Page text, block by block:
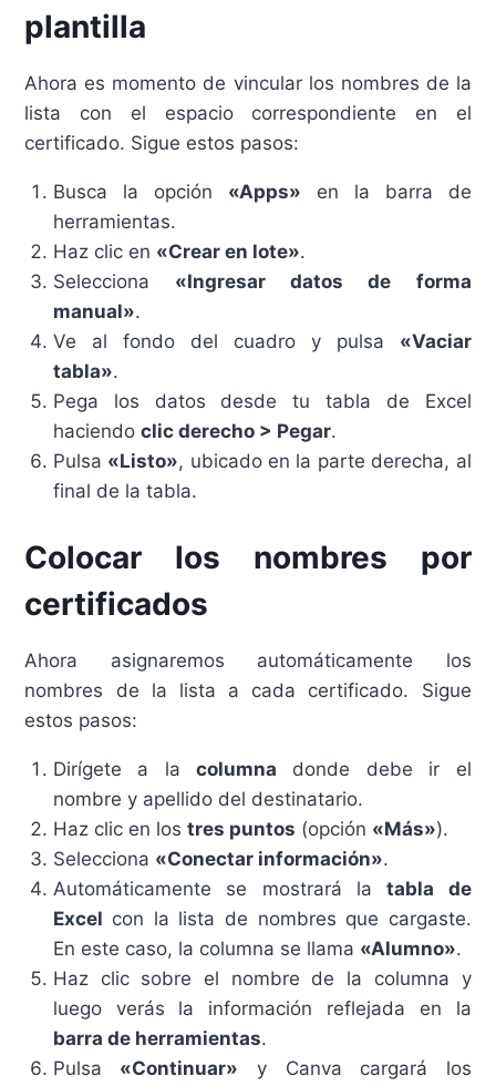
plantilla
Ahora es momento de vincular los nombres de la
lista con el espacio correspondiente en el
certificado. Sigue estos pasos:
Busca la opción «Apps» en la barra de
herramientas.
Haz clic en «Crear en lote».
Selecciona «Ingresar datos de forma
manual».
Ve al fondo del cuadro y pulsa «Vaciar
tabla».
Pega los datos desde tu tabla de Excel
haciendo clic derecho > Pegar.
Pulsa «Listo», ubicado en la parte derecha, al
final de la tabla.
Colocar los nombres por
certificados
Ahora asignaremos automáticamente los
nombres de la lista a cada certificado. Sigue
estos pasos:
Dirígete a lacolumna donde debe ir el
nombre y apellido del destinatario.
Haz clic en los tres puntos (opción «Más»).
Selecciona «Conectar información».
Automáticamente se mostrará latabla de
Excel con la lista de nombres que cargaste.
En este caso, la columna se llama «Alumno».
Haz clic sobre el nombre de la columna y
luego verás la información reflejada en la
barra de herramientas.
Pulsa «Continuar» y Canva cargará los